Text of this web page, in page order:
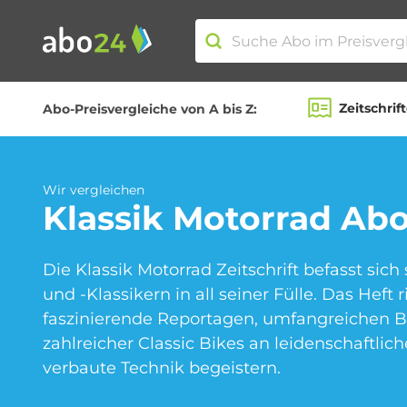
Abo-Preisvergleiche von A bis Z:
Abo-Kategorien
Amazon Spar-Abo
Blumen Abo
Wir vergleichen
Klassik Motorrad
Die Klassik Motorrad Zeitschrift befasst
und -Klassikern in all seiner Fülle. Das Heft
faszinierende Reportagen, umfangreichen
zahlreicher Classic Bikes an
verbaute Technik begeistern.